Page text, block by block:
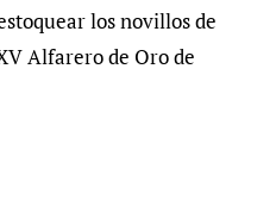
los novillos de
Alfarero de Oro de